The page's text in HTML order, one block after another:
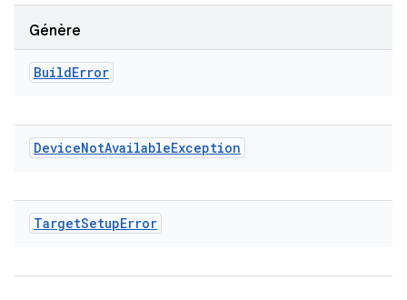
Génère
BuildError
DeviceNotAvailableException
TargetSetupError